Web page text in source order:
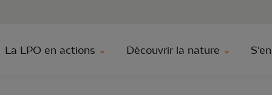
Aller à la
La LPO en actions Découvrir la nature